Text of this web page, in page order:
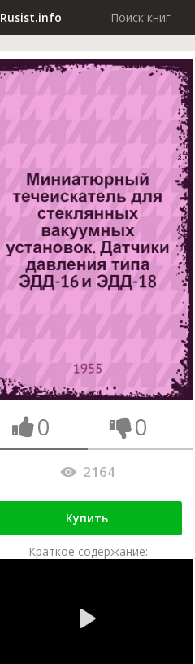
Rusist.info Поиск книг
0 0
2164
Купить
Краткое содержание: